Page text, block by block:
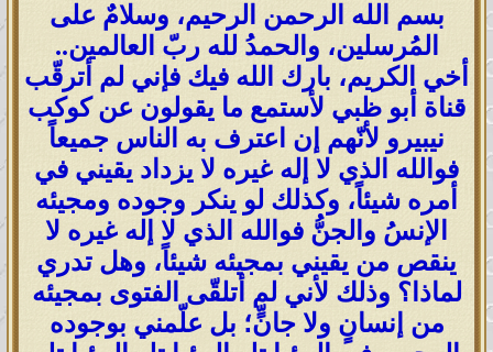
بسم الله الرحمن الرحيم، وسلامٌ على
المُرسلين، والحمدُ لله ربّ العالمين..
أخي الكريم، بارك الله فيك فإني لم أترقّب
قناة أبو ظبي لأستمع ما يقولون عن كوكب
نيبيرو لأنّهم إن اعترف به الناس جميعاً
فوالله الذي لا إله غيره لا يزداد يقيني في
أمره شيئاً، وكذلك لو ينكر وجوده ومجيئه
الإنسُ والجنُّ فوالله الذي لا إله غيره لا
ينقص من يقيني بمجيئه شيئاً، وهل تدري
لماذا؟ وذلك لأني لم أتلقّى الفتوى بمجيئه
من إنسانٍ ولا جانٍّ؛ بل علّمني بوجوده